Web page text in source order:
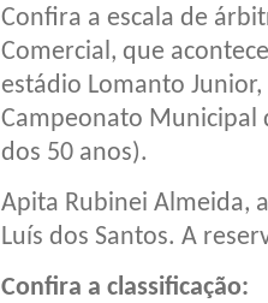
Confira a escala de
Comercial, que
estádio Lomanto
Campeonato Municipal
dos 50 anos).
Apita Rubinei Almeida,
Luís dos Santos. A
Confira a classificação: